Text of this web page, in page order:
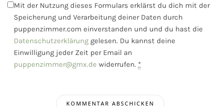
Mit der Nutzung dieses Formulars erklärst du dich mit der
Speicherung und Verarbeitung deiner Daten durch
puppenzimmer.com einverstanden und und du hast die
Datenschutzerklärung gelesen. Du kannst deine
Einwilligung jeder Zeit per Email an
puppenzimmer@gmx.de widerrufen. *